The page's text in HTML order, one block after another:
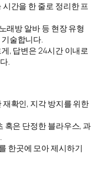
간을 한 줄로 정리한 프
래방 알바 등 현장 유형
술합니다.
, 답변은 24시간 이내로
.
확인, 지각 방지를 위한
혹은 단정한 블라우스, 과
한곳에 모아 제시하기